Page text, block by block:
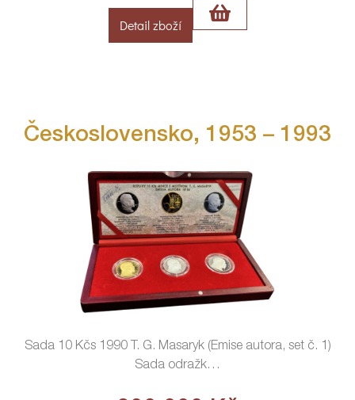
Detail zboží
Československo, 1953 – 1993
Sada 10 Kčs 1990 T. G. Masaryk (Emise autora, set č. 1)
Sada odražk…